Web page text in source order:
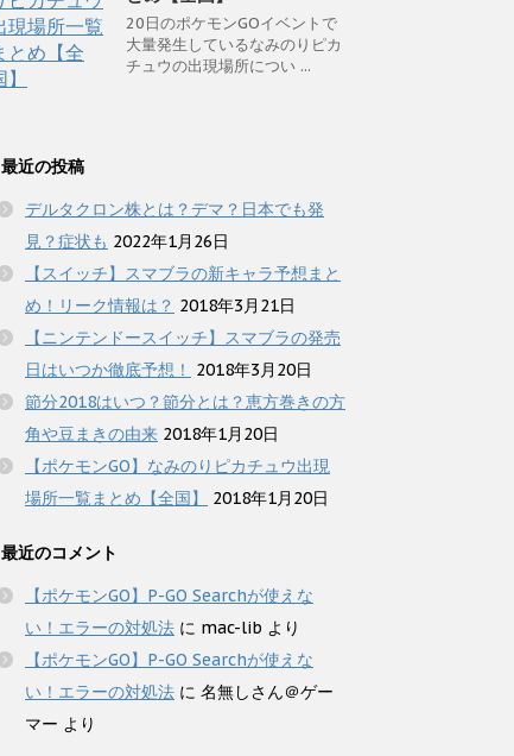
20日のポケモンGOイベントで
大量発生しているなみのりピカ
チュウの出現場所につい ...
最近の投稿
デルタクロン株とは？デマ？日本でも発
見？症状も 2022年1月26日
【スイッチ】スマブラの新キャラ予想まと
め！リーク情報は？ 2018年3月21日
【ニンテンドースイッチ】スマブラの発売
日はいつか徹底予想！
2018年3月20日
節分2018はいつ？節分とは？恵方巻きの方
角や豆まきの由来 2018年1月20日
【ポケモンGO】なみのりピカチュウ出現
場所一覧まとめ【全国】
2018年1月20日
最近のコメント
【ポケモンGO】P-GO Searchが使えな
い！エラーの対処法 に mac-lib より
【ポケモンGO】P-GO Searchが使えな
い！エラーの対処法 に 名無しさん＠ゲー
マー より